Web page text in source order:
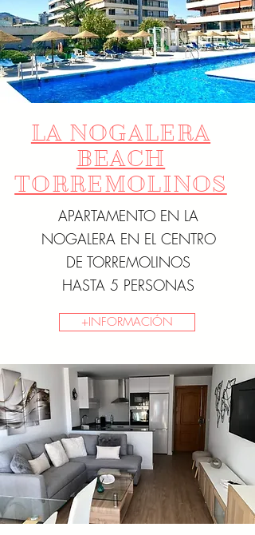
LA NOGALERA
BEACH
TORREMOLINOS
APARTAMENTO EN LA
NOGALERA EN EL CENTRO
DE TORREMOLINOS
HASTA 5 PERSONAS
+INFORMACIÓN